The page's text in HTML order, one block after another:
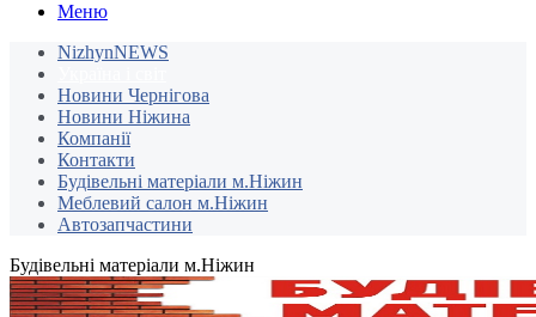
Меню
NizhynNEWS
Новини Чернігова
Новини Ніжина
Компанії
Контакти
Будівельні матеріали м.Ніжин
Меблевий салон м.Ніжин
Автозапчастини
Будівельні матеріали м.Ніжин